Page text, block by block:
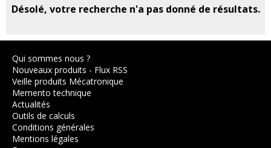
Désolé, votre recherche n'a pas donné de résultats.
Qui sommes nous ?
Nouveaux produits - Flux RSS
Veille produits Mécatronique
Memento technique
Actualités
Outils de calculs
Conditions générales
Mentions légales